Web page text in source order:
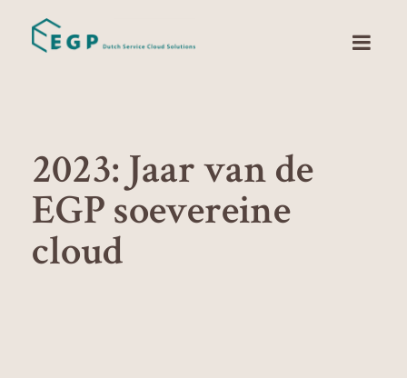
2023: Jaar van de
EGP soevereine
cloud